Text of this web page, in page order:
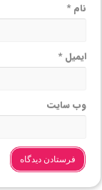
نام*
ایمیل*
وب‌ سایت